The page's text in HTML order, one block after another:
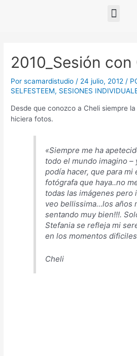
2010_Sesión con
Porscamardistudio / 24 julio, 2012 /
SELFESTEEM, SESIONES
Desde que conozco a Cheli siempre
hiciera fotos.
«Siempre me ha
todo el mundo imagino –
podía hacer, que para mi
fotógrafa que haya..no
todas las imágenes pero
veo bellissima…los años
sentando muy bien!!!.
Stefania se refleja mi
en los momentos
Cheli